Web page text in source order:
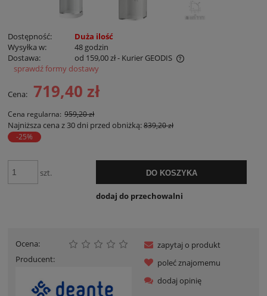
Dostępność:
Duża ilość
Wysyłka w:
48 godzin
Dostawa:
od 159,00 zł- Kurier GEODIS
Cena nie zawiera ewentualnych kosztów płatności
sprawdź formy dostawy
Cena: 719,40 zł
Cena regularna: 959,20 zł
Najniższa cena z 30 dni przed obniżką:839,20 zł
-25%
szt. DO KOSZYKA
dodaj do przechowalni
Ocena:
Producent:
zapytaj o produkt
poleć znajomemu
dodaj opinię